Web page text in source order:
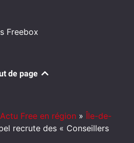
Freebox
de page
Actu Free en région » Île-de-
recrute des « Conseillers